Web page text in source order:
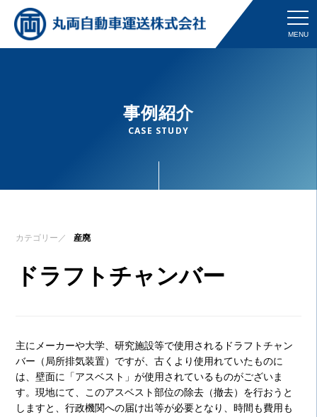
MENU
事例紹介
CASE STUDY
カテゴリー／ 産廃
ドラフトチャンバー
主にメーカーや大学、研究施設等で使用されるドラフトチャン
バー（局所排気装置）ですが、古くより使用れていたものに
は、壁面に「アスベスト」が使用されているものがございま
す。現地にて、このアスベスト部位の除去（撤去）を行おうと
しますと、行政機関への届け出等が必要となり、時間も費用も